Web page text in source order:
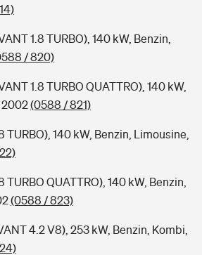
1.8 TURBO), 140 kW, Benzin,
/ 820)
1.8 TURBO QUATTRO), 140 kW,
2002(0588 / 821)
TURBO), 140 kW, Benzin, Limousine,
TURBO QUATTRO), 140 kW, Benzin,
(0588 / 823)
4.2 V8), 253 kW, Benzin, Kombi,